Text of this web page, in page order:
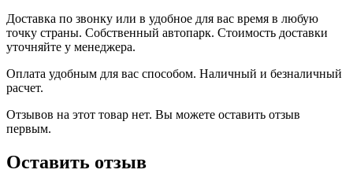
Доставка по звонку или в удобное для вас время в любую
точку страны. Собственный автопарк. Стоимость доставки
уточняйте у менеджера.
Оплата удобным для вас способом. Наличный и безналичный
расчет.
Отзывов на этот товар нет. Вы можете оставить отзыв
первым.
Оставить отзыв